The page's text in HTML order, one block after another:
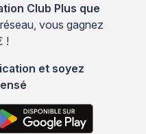
Club Plus que
vous gagnez
!
et soyez